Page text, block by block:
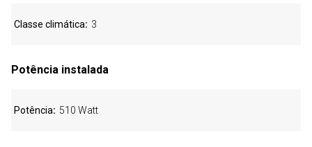
Classe climática 3
Potência instalada
Potência 510 Watt